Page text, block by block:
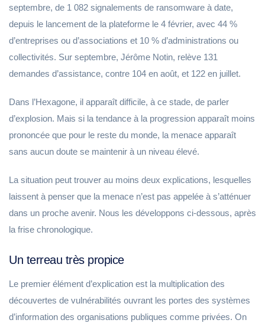
septembre, de 1 082 signalements de ransomware à date,
depuis le lancement de la plateforme le 4 février, avec 44 %
d’entreprises ou d’associations et 10 % d’administrations ou
collectivités. Sur septembre, Jérôme Notin, relève 131
demandes d’assistance, contre 104 en août, et 122 en juillet.
Dans l’Hexagone, il apparaît difficile, à ce stade, de parler
d’explosion. Mais si la tendance à la progression apparaît moins
prononcée que pour le reste du monde, la menace apparaît
sans aucun doute se maintenir à un niveau élevé.
La situation peut trouver au moins deux explications, lesquelles
laissent à penser que la menace n’est pas appelée à s’atténuer
dans un proche avenir. Nous les développons ci-dessous, après
la frise chronologique.
Un terreau très propice
Le premier élément d’explication est la multiplication des
découvertes de vulnérabilités ouvrant les portes des systèmes
d’information des organisations publiques comme privées. On